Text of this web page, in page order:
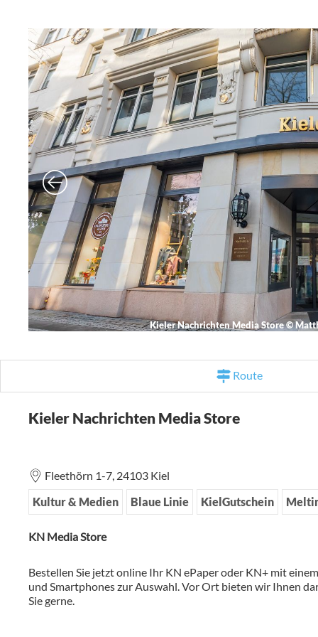
Kieler Nachrichten Media Store©
Route
Kieler Nachrichten Media Store
Fleethörn 1-7, 24103 Kiel
Kultur & Medien
Blaue Linie KielGutschein
KN Media Store
Bestellen Sie jetzt online Ihr KN ePaper oder KN+ mit
und Smartphones zur Auswahl. Vor Ort bieten wir Ihnen
Sie gerne.